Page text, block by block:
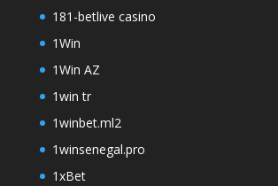
181-betlive casino
1Win
1Win AZ
1win tr
1winbet.ml2
1winsenegal.pro
1xBet